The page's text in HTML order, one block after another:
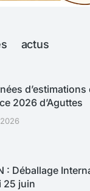
actus
d’estimations
2026 d’Aguttes
: Déballage
25 juin